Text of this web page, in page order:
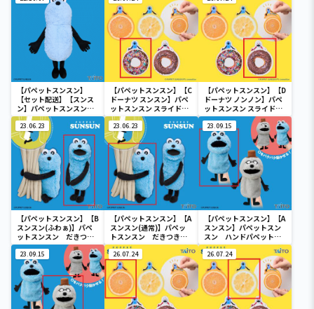
【パペットスンスン】
【セット配送】【スンス
ン】パペットスンスン
特大サイズぬいぐるみ
スンスン
【パペットスンスン】【C
ドーナツ スンスン】パペ
ットスンスン スライドコ
ーム
【パペットスンスン】【D
ドーナツ ノンノン】パペ
ットスンスン スライドコ
ーム
23.06.23
【パペットスンスン】【B
スンスン(ふわぁ)】パペ
ットスンスン だきつき
ぬいぐるみ
23.06.23
【パペットスンスン】【A
スンスン(通常)】パペッ
トスンスン だきつきぬ
いぐるみ
23.09.15
【パペットスンスン】【A
スンスン】パペットスン
スン ハンドパペット
スンスン＆ゾンゾン
23.09.15 26.07.24 26.07.24